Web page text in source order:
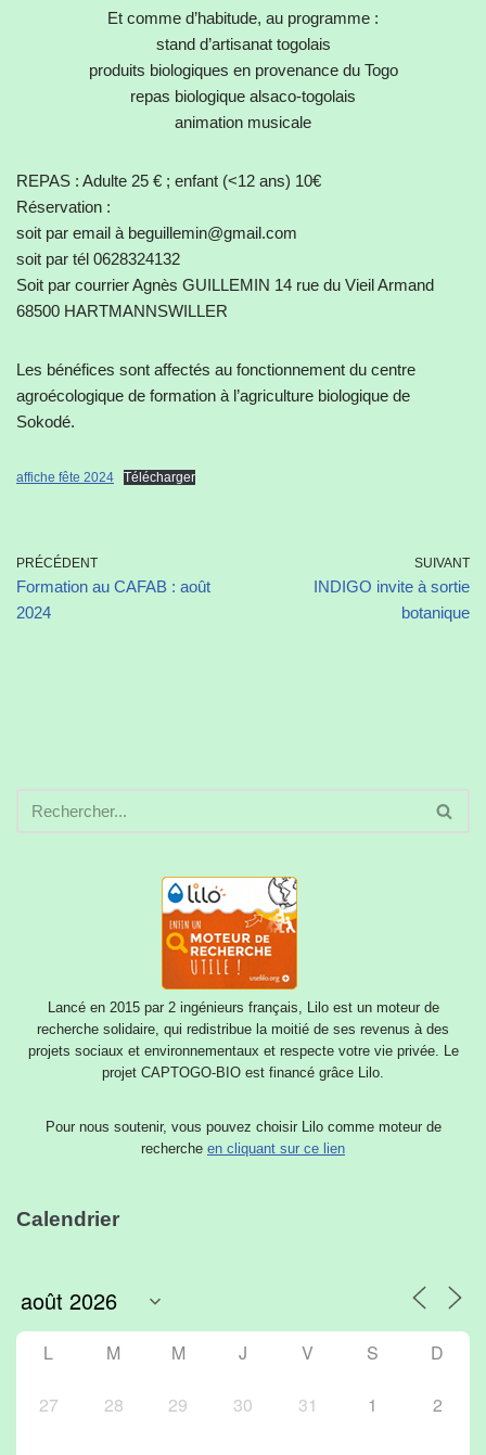
Et comme d’habitude, au programme :
stand d’artisanat togolais
produits biologiques en provenance du Togo
repas biologique alsaco-togolais
animation musicale
REPAS : Adulte 25 € ; enfant (<12 ans) 10€
Réservation :
soit par email à beguillemin@gmail.com
soit par tél 0628324132
Soit par courrier Agnès GUILLEMIN 14 rue du Vieil Armand
68500 HARTMANNSWILLER
Les bénéfices sont affectés au fonctionnement du centre
agroécologique de formation à l’agriculture biologique de
Sokodé.
affiche fête 2024 Télécharger
PRÉCÉDENT
Formation au CAFAB : août
2024
SUIVANT
INDIGO invite à sortie
botanique
Lancé en 2015 par 2 ingénieurs français, Lilo est un moteur de
recherche solidaire, qui redistribue la moitié de ses revenus à des
projets sociaux et environnementaux et respecte votre vie privée. Le
projet CAPTOGO-BIO est financé grâce Lilo.
Pour nous soutenir, vous pouvez choisir Lilo comme moteur de
recherche en cliquant sur ce lien
Calendrier
L M M J V S D
27 28 29 30 31 1 2